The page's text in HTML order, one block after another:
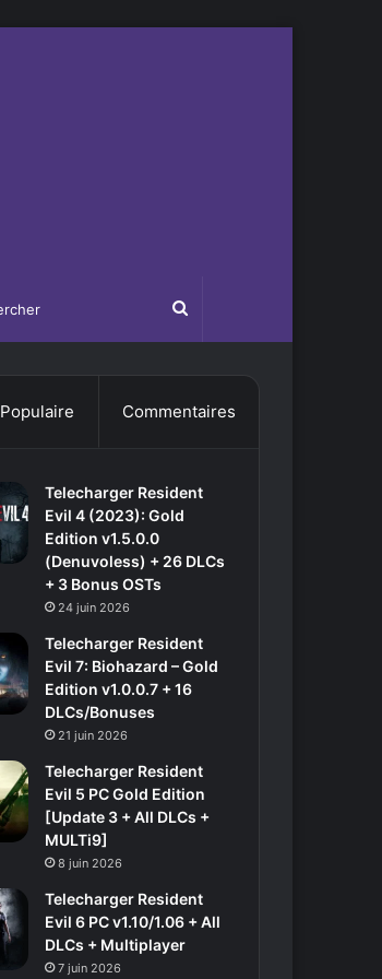
Rechercher
Populaire Commentaires
Telecharger Resident
Evil 4 (2023): Gold
Edition v1.5.0.0
(Denuvoless) + 26 DLCs
+ 3 Bonus OSTs
24 juin 2026
Telecharger Resident
Evil 7: Biohazard – Gold
Edition v1.0.0.7 + 16
DLCs/Bonuses
21 juin 2026
Telecharger Resident
Evil 5 PC Gold Edition
[Update 3 + All DLCs +
MULTi9]
8 juin 2026
Telecharger Resident
Evil 6 PC v1.10/1.06 + All
DLCs + Multiplayer
7 juin 2026